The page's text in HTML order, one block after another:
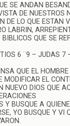
SE ANDAN
DE NUESTROS
DE LO QUE ESTAN
LABRIN,
BIBLICOS QUE SE
6 ¨9 – JUDAS 7
QUE EL
MODIFICAR EL
NUEVO DIOS QUE
Y BUSQUE A
YO BUSQUE Y VI